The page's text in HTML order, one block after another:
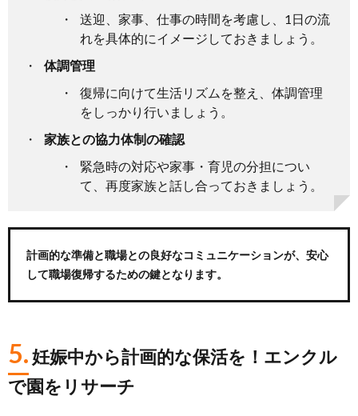
送迎、家事、仕事の時間を考慮し、1日の流
れを具体的にイメージしておきましょう。
体調管理
復帰に向けて生活リズムを整え、体調管理
をしっかり行いましょう。
家族との協力体制の確認
緊急時の対応や家事・育児の分担につい
て、再度家族と話し合っておきましょう。
計画的な準備と職場との良好なコミュニケーションが、安心
して職場復帰するための鍵となります。
5.妊娠中から計画的な保活を！エンクル
で園をリサーチ